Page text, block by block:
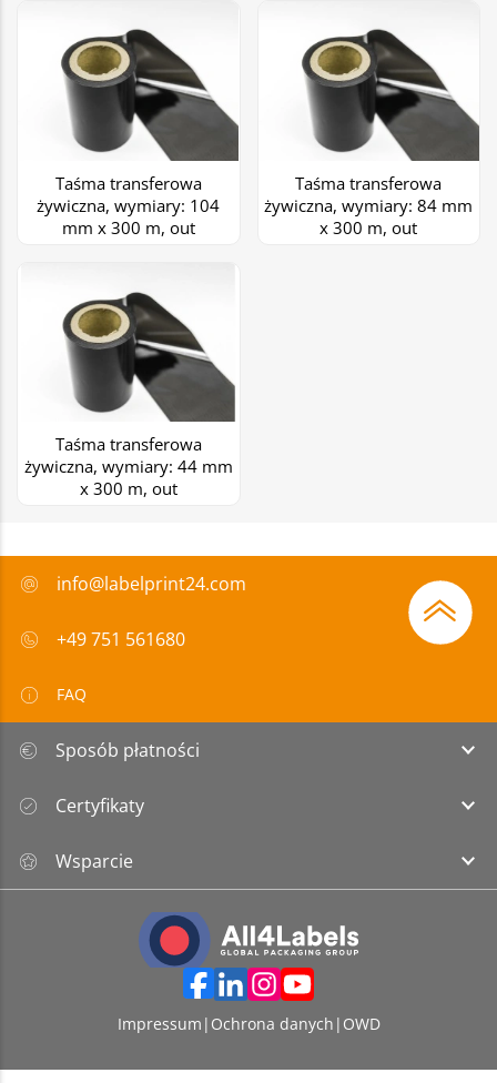
Taśma transferowa
żywiczna, wymiary: 104
mm x 300 m, out
Taśma transferowa
żywiczna, wymiary: 84 mm
x 300 m, out
Taśma transferowa
żywiczna, wymiary: 44 mm
x 300 m, out
info@labelprint24.com
+49 751 561680
FAQ
Sposób płatności
Certyfikaty
Wsparcie
Impressum | Ochrona danych | OWD